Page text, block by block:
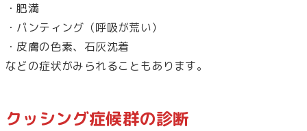
・肥満
・パンティング（呼吸が荒い）
・皮膚の色素、石灰沈着
などの症状がみられることもあります。
クッシング症候群の診断